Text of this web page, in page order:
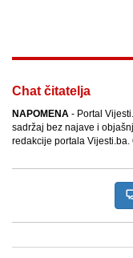
Chat čitatelja
NAPOMENA - Portal
sadržaj bez najave i
redakcije portala